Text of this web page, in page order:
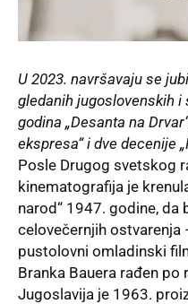
U 2023. navršavaju se
gledanih jugoslovenskih i
godina „Desanta na
ekspresa“ i dve decenije
Posle Drugog svetskog
kinematografija je
narod“ 1947. godine,
celovečernjih ostvarenja
pustolovni omladinski
Branka Bauera rađen po
Jugoslavija je 1963.